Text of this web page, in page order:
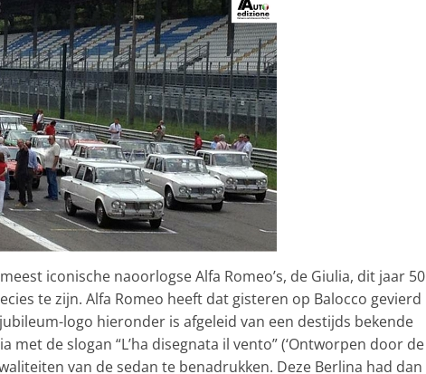
iconische naoorlogse Alfa Romeo’s, de Giulia, dit jaar 50
te zijn. Alfa Romeo heeft dat gisteren op Balocco gevierd
logo hieronder is afgeleid van een destijds bekende
de slogan “L’ha disegnata il vento” (‘Ontworpen door de
van de sedan te benadrukken. Deze Berlina had dan